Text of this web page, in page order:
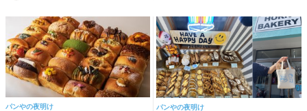
パンやの夜明け パンやの夜明け